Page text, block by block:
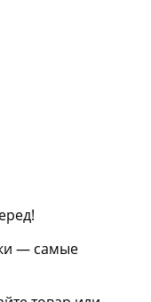
— самые